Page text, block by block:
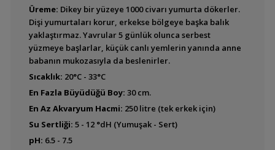
Amphilophus altifrons
Amphilophus amarillo
Üreme: Dikey bir yüzeye 1000 civarı yumurta dökerler.
Dişi yumurtaları korur, erkekse bölgeye başka balık
yaklaştırmaz. Yavrular 5 günlük olunca serbest
yüzmeye başlarlar, küçük canlı yemlerin yanında anne
babanın mukozasıyla da beslenirler.
Sıcaklık: 20°C - 33°C
En Fazla Büyüdüğü Boy: 30 cm.
En Az Akvaryum Hacmi: 250 litre (tek erkek için)
Su Sertliği: 5 - 12 °dH (Yumuşak - Sert)
pH: 6.5 - 7.5